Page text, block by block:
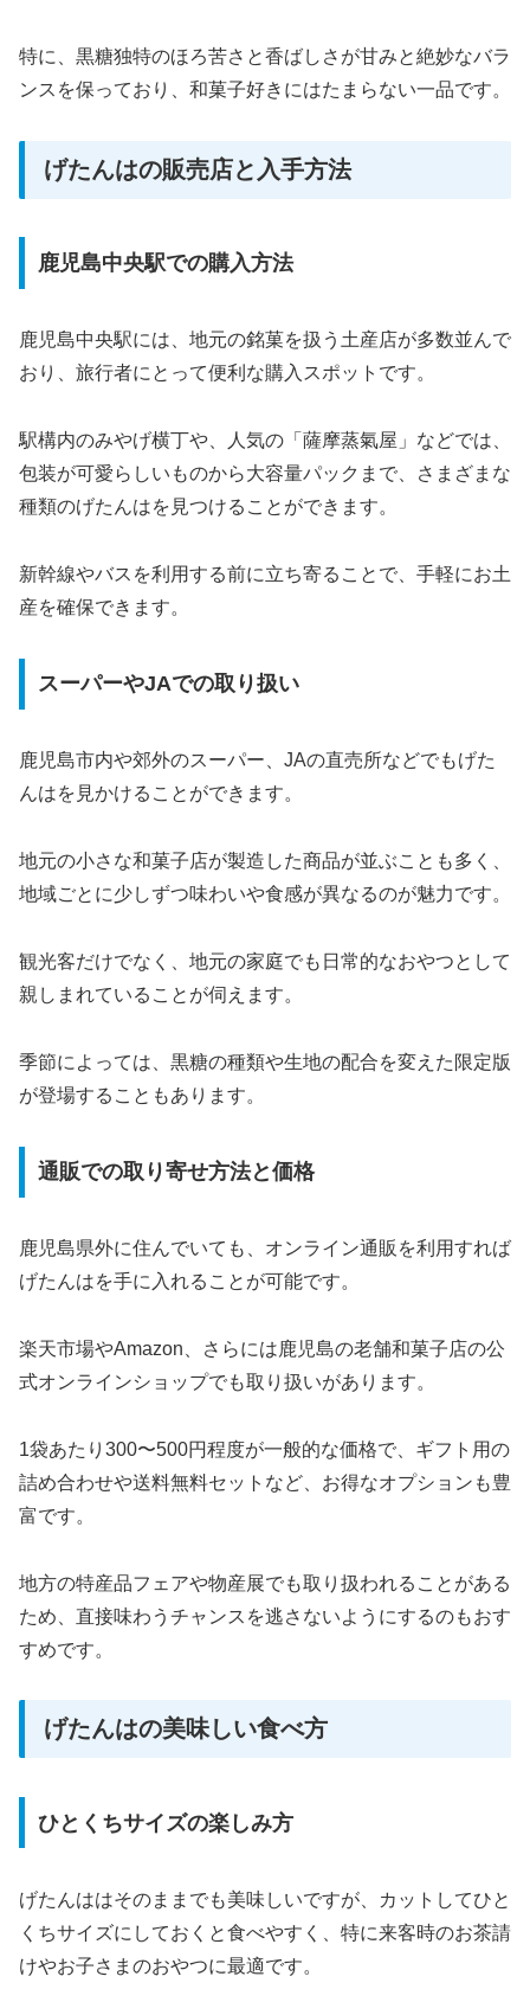
特に、黒糖独特のほろ苦さと香ばしさが甘みと絶妙なバラ
ンスを保っており、和菓子好きにはたまらない一品です。
げたんはの販売店と入手方法
鹿児島中央駅での購入方法
鹿児島中央駅には、地元の銘菓を扱う土産店が多数並んで
おり、旅行者にとって便利な購入スポットです。
駅構内のみやげ横丁や、人気の「薩摩蒸氣屋」などでは、
包装が可愛らしいものから大容量パックまで、さまざまな
種類のげたんはを見つけることができます。
新幹線やバスを利用する前に立ち寄ることで、手軽にお土
産を確保できます。
スーパーやJAでの取り扱い
鹿児島市内や郊外のスーパー、JAの直売所などでもげた
んはを見かけることができます。
地元の小さな和菓子店が製造した商品が並ぶことも多く、
地域ごとに少しずつ味わいや食感が異なるのが魅力です。
観光客だけでなく、地元の家庭でも日常的なおやつとして
親しまれていることが伺えます。
季節によっては、黒糖の種類や生地の配合を変えた限定版
が登場することもあります。
通販での取り寄せ方法と価格
鹿児島県外に住んでいても、オンライン通販を利用すれば
げたんはを手に入れることが可能です。
楽天市場やAmazon、さらには鹿児島の老舗和菓子店の公
式オンラインショップでも取り扱いがあります。
1袋あたり300〜500円程度が一般的な価格で、ギフト用の
詰め合わせや送料無料セットなど、お得なオプションも豊
富です。
地方の特産品フェアや物産展でも取り扱われることがある
ため、直接味わうチャンスを逃さないようにするのもおす
すめです。
げたんはの美味しい食べ方
ひとくちサイズの楽しみ方
げたんははそのままでも美味しいですが、カットしてひと
くちサイズにしておくと食べやすく、特に来客時のお茶請
けやお子さまのおやつに最適です。